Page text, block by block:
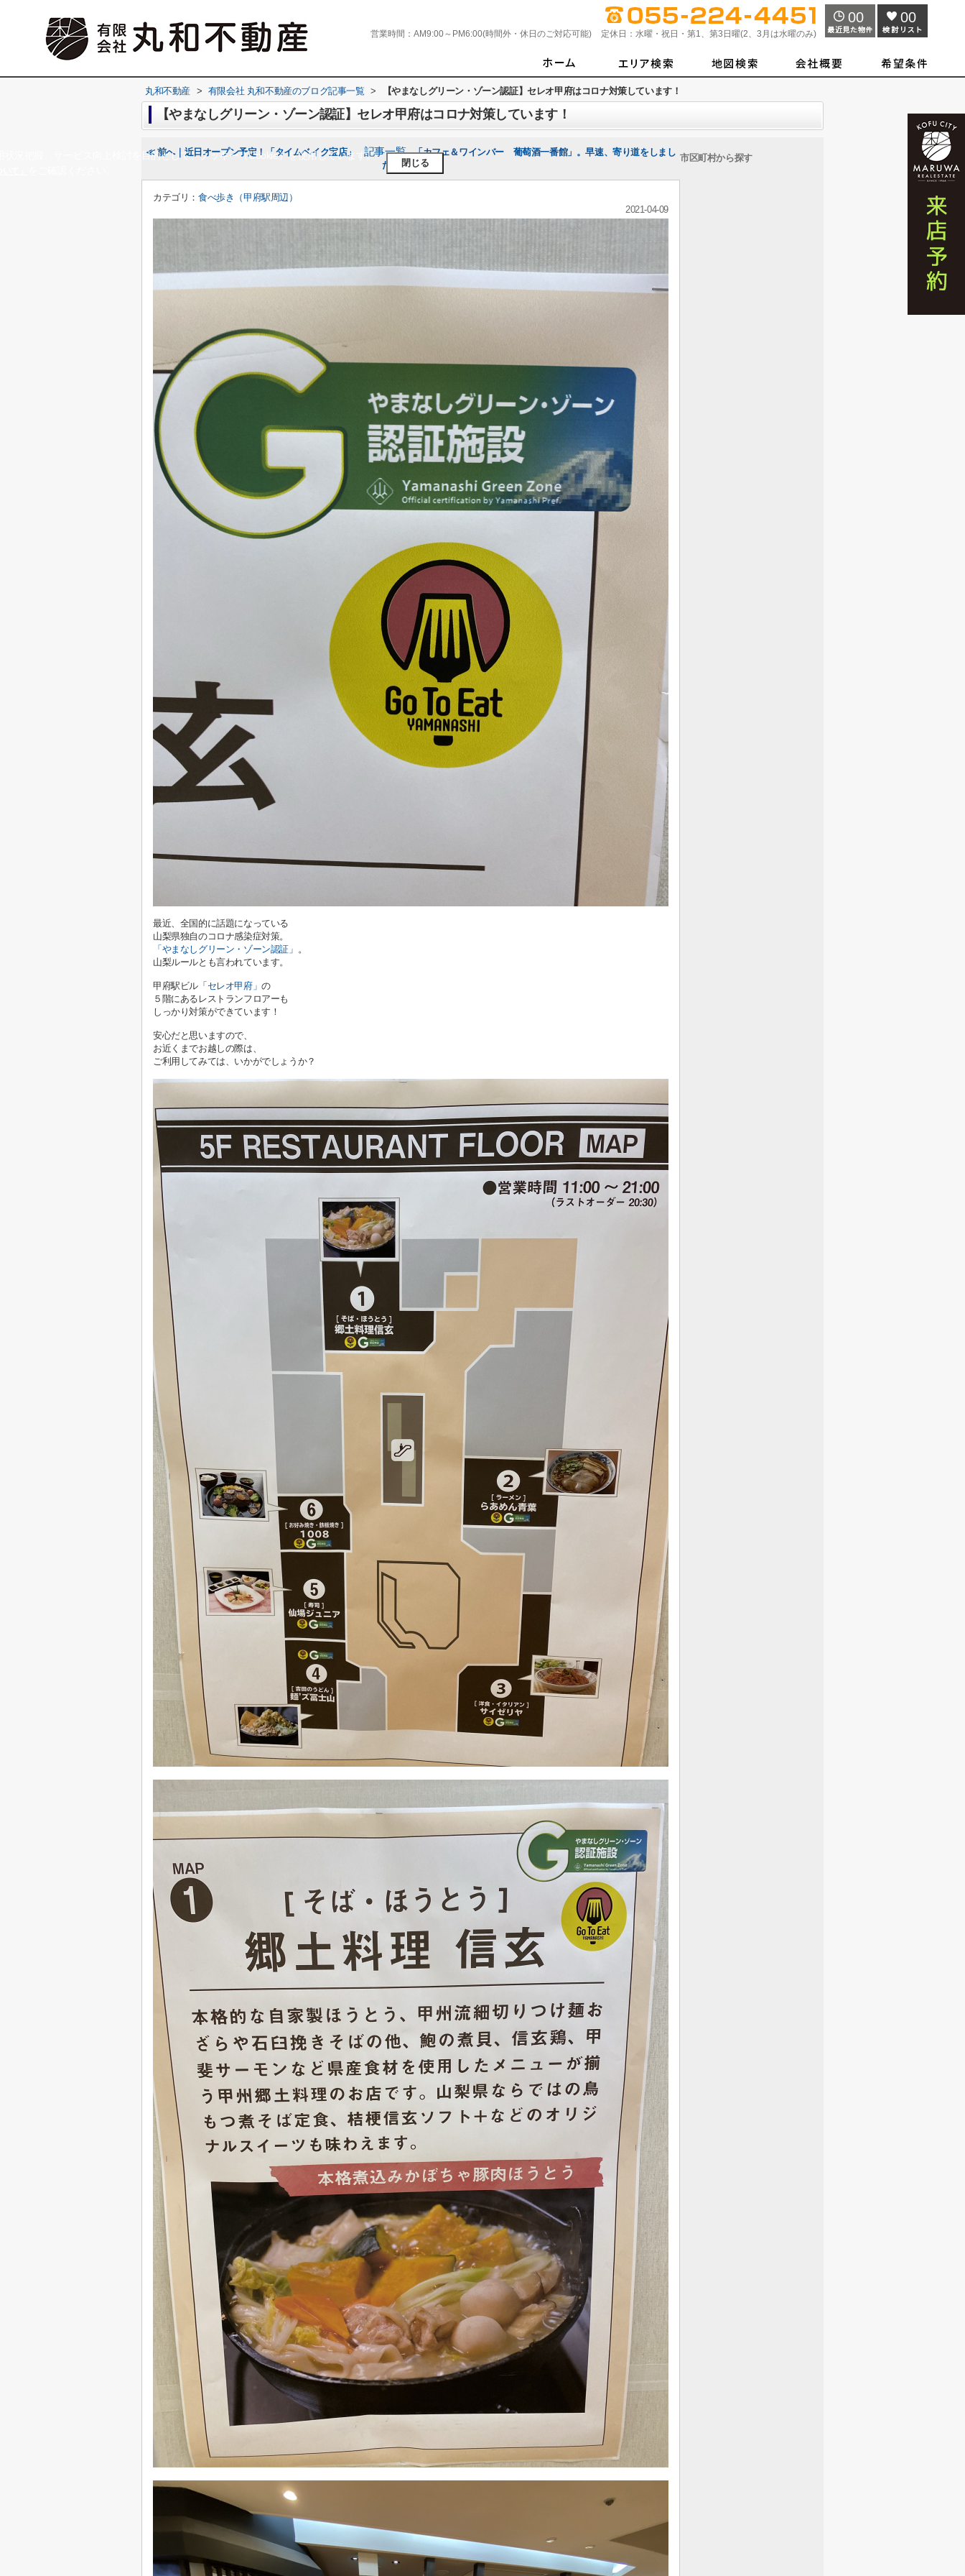
営業時間： AM9:00～PM6:00(時間外・休日のご対応可能) 定休日： 水曜・祝日・第1、第3日曜(2、3月は水曜のみ)
00 00
丸和不動産 > 有限会社 丸和不動産のブログ記事一覧 > 【やまなしグリーン・ゾーン認証】セレオ甲府はコロナ対策しています！
【やまなしグリーン・ゾーン認証】セレオ甲府はコロナ対策しています！
≪ 前へ｜近日オープン予定！「タイムベイク宝店」 記事一覧
「カフェ＆ワインバー 葡萄酒一番館」。早速、寄り道をしまし
た！｜次へ ≫
カテゴリ：食べ歩き（甲府駅周辺）
2021-04-09
最近、全国的に話題になっている
山梨県独自のコロナ感染症対策。
「やまなしグリーン・ゾーン認証」 。
山梨ルールとも言われています。
甲府駅ビル「 セレオ甲府」の
５階にある レストランフロアーも
しっかり対策ができています！
安心だと思いますので、
お近くまでお越しの際は、
ご利用してみては、いかがでしょうか？
市区町村から探す
況把握、サービス向上検討を目的として、クッキー（Cookie）を使用しています。
閉じる